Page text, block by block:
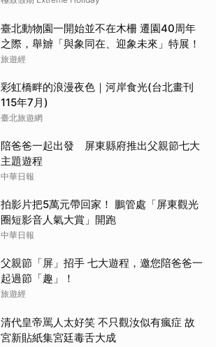
臺北動物園一開始並不在木柵 遷園40周年
之際，舉辧「與象同在、迎象未來」特展！
旅遊經
彩虹橋畔的浪漫夜色｜河岸食光(台北畫刊
115年7月)
臺北旅遊網
陪爸爸一起出發 屏東縣府推出父親節七大
主題遊程
中華日報
拍影片把5萬元帶回家！ 鵬管處「屏東觀光
圈短影音人氣大賞」開跑
中華日報
父親節「屏」招手 七大遊程，邀您陪爸爸一
起過節「趣」！
旅遊經
清代皇帝罵人太好笑 不只觀汝似有瘋症 故
宮新貼紙集宮廷毒舌大成